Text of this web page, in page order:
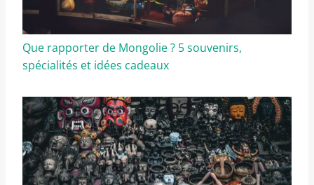
Que rapporter de Mongolie ? 5 souvenirs,
spécialités et idées cadeaux